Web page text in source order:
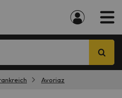
Avoriaz